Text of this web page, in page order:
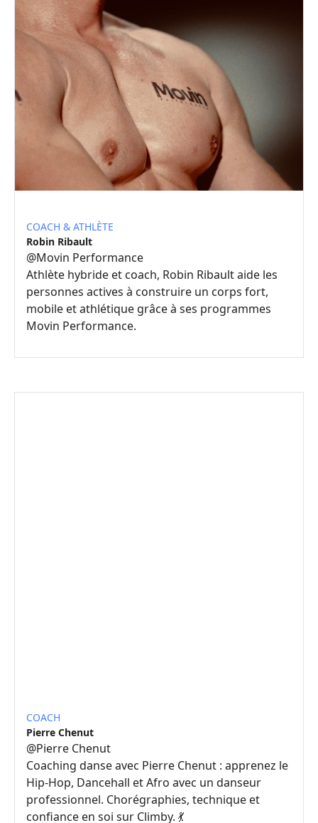
COACH & ATHLÈTE
Robin Ribault
@Movin Performance
Athlète hybride et coach, Robin Ribault aide les
personnes actives à construire un corps fort,
mobile et athlétique grâce à ses programmes
Movin Performance.
COACH
Pierre Chenut
@Pierre Chenut
Coaching danse avec Pierre Chenut : apprenez le
Hip-Hop, Dancehall et Afro avec un danseur
professionnel. Chorégraphies, technique et
confiance en soi sur Climby. 💃